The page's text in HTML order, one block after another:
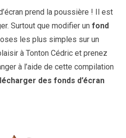
prend la poussière ! Il est
Surtout que modifier un fond
les plus simples sur un
à Tonton Cédric et prenez
à l’aide de cette compilation
des fonds d’écran